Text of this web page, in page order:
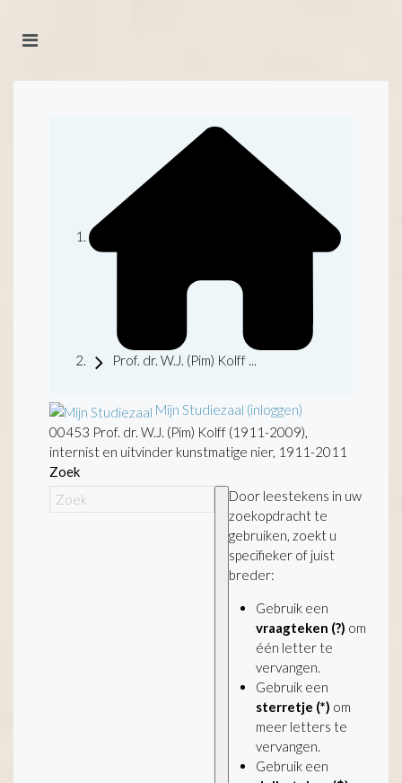
Prof. dr. W.J. (Pim) Kolff ...
Mijn Studiezaal (inloggen)
00453 Prof. dr. W.J. (Pim) Kolff (1911-2009),
internist en uitvinder kunstmatige nier, 1911-2011
Zoek
Door leestekens in uw
zoekopdracht te
gebruiken, zoekt u
specifieker of juist
breder:
Gebruik een
vraagteken (?) om
één letter te
vervangen.
Gebruik een
sterretje (*) om
meer letters te
vervangen.
Gebruik een